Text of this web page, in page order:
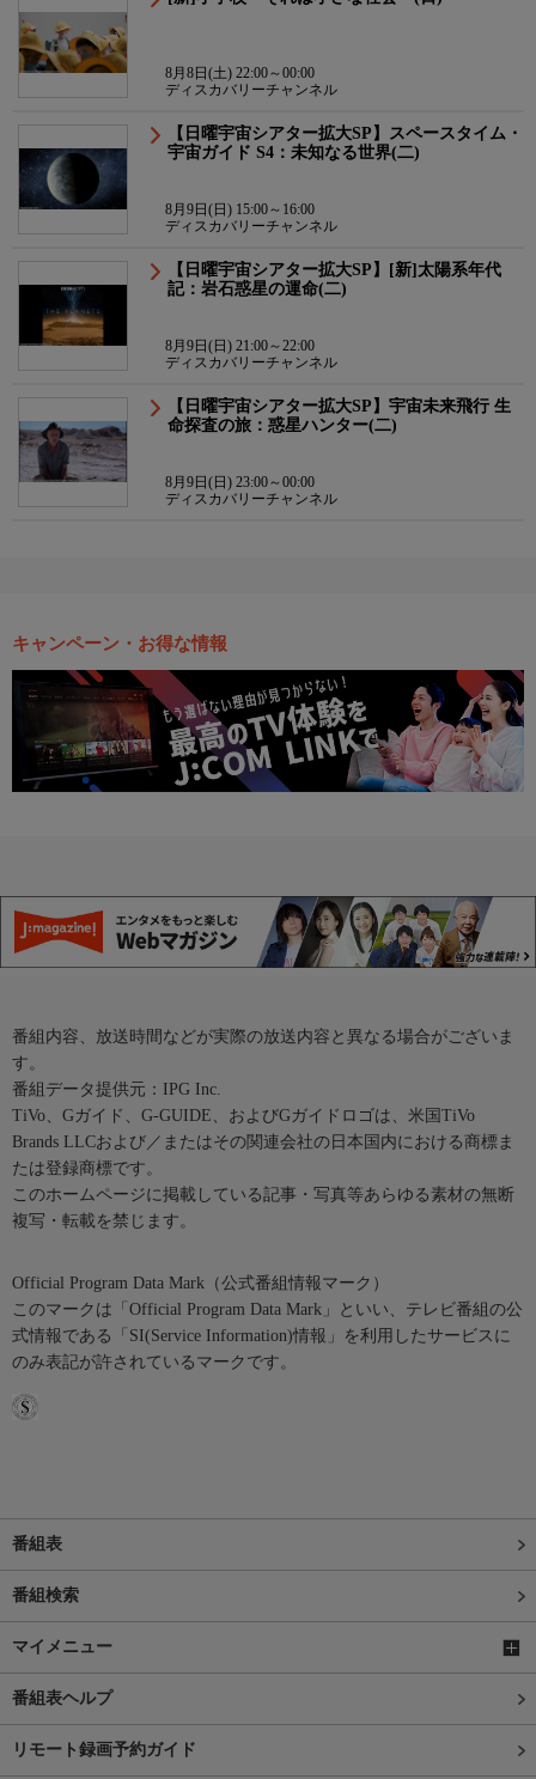
8月8日(土) 22:00～00:00
ディスカバリーチャンネル
【日曜宇宙シアター拡大SP】スペースタイム・
宇宙ガイド S4：未知なる世界(二)
8月9日(日) 15:00～16:00
ディスカバリーチャンネル
【日曜宇宙シアター拡大SP】[新]太陽系年代
記：岩石惑星の運命(二)
8月9日(日) 21:00～22:00
ディスカバリーチャンネル
【日曜宇宙シアター拡大SP】宇宙未来飛行 生
命探査の旅：惑星ハンター(二)
8月9日(日) 23:00～00:00
ディスカバリーチャンネル
キャンペーン・お得な情報
番組内容、放送時間などが実際の放送内容と異なる場合がございま
す。
番組データ提供元：IPG Inc.
TiVo、Gガイド、G-GUIDE、およびGガイドロゴは、米国TiVo
Brands LLCおよび／またはその関連会社の日本国内における商標ま
たは登録商標です。
このホームページに掲載している記事・写真等あらゆる素材の無断
複写・転載を禁じます。
Official Program Data Mark（公式番組情報マーク）
このマークは「Official Program Data Mark」といい、テレビ番組の公
式情報である「SI(Service Information)情報」を利用したサービスに
のみ表記が許されているマークです。
番組表
番組検索
マイメニュー
番組表ヘルプ
リモート録画予約ガイド